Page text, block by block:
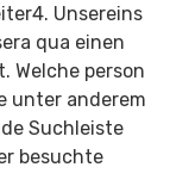
Unsereins
qua einen
Welche person
unter anderem
Suchleiste
besuchte